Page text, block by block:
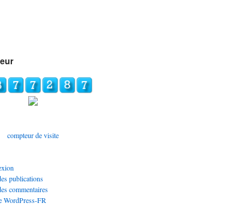
compteur de visite
publications
commentaires
WordPress-FR